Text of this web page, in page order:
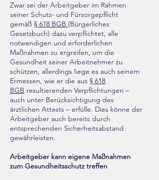
Zwar sei der Arbeitgeber im Rahmen
seiner Schutz- und Fürsorgepflicht
gemäß § 618 BGB (Bürgerliches
Gesetzbuch) dazu verpflichtet, alle
notwendigen und erforderlichen
Maßnahmen zu ergreifen, um die
Gesundheit seiner Arbeitnehmer zu
schützen, allerdings liege es auch seinem
Ermessen, wie er die aus § 618
BGB resultierenden Verpflichtungen –
auch unter Berücksichtigung des
ärztlichen Attests – erfülle. Dies könne der
Arbeitgeber auch bereits durch
entsprechenden Sicherheitsabstand
gewährleisten.
Arbeitgeber kann eigene Maßnahmen
zum Gesundheitsschutz treffen